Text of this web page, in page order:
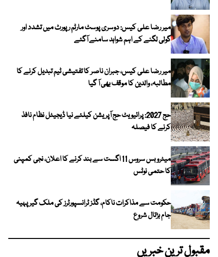
میر رضا علی کیس: دوسری پوسٹ مارٹم رپورٹ میں تشدد اور
گولی لگنے کے اہم شواہد سامنے آگئے
میر رضا علی کیس، جبران ناصر کا تفتیشی ٹیم تبدیل کرنے کا
مطالبہ، والدین کا موقف بھی آ گیا
حج 2027: پرائیویٹ حج آپریشن کیلئے نیا ڈیجیٹل نظام نافذ
کرنے کا فیصلہ
میٹرو بس سروس 11 اگست سے بند کرنے کا اعلان، نجی کمپنی
کا حتمی نوٹس
حکومت سے مذاکرات ناکام، گڈز ٹرانسپورٹرز کی ملک گیر پہیہ
جام ہڑتال شروع
مقبول ترین خبریں